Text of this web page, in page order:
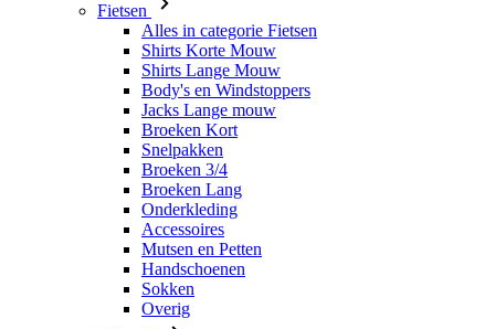
Fietsen
Alles in categorie Fietsen
Shirts Korte Mouw
Shirts Lange Mouw
Body's en Windstoppers
Jacks Lange mouw
Broeken Kort
Snelpakken
Broeken 3/4
Broeken Lang
Onderkleding
Accessoires
Mutsen en Petten
Handschoenen
Sokken
Overig